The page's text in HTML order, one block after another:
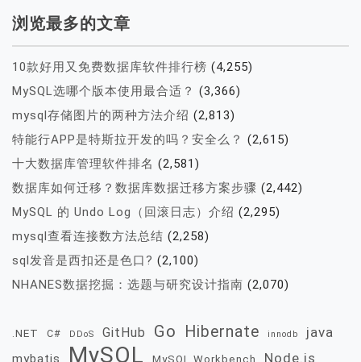
浏览最多的文章
10款好用又免费数据库软件排行榜 (4,255)
MySQL选哪个版本使用最合适？ (3,366)
mysql存储图片的两种方法介绍 (2,813)
特能行APP是特斯拉开发的吗？安全么？ (2,615)
十大数据库管理软件排名 (2,581)
数据库如何迁移？数据库数据迁移方案步骤 (2,442)
MySQL 的 Undo Log（回滚日志）介绍 (2,295)
mysql查看连接数方法总结 (2,258)
sql发音是西扣还是色口? (2,100)
NHANES数据挖掘：选题与研究设计指南 (2,070)
.NET C# DDoS GitHub Go Hibernate innodb java
mybatis MySQL MySQL Workbench Node.js